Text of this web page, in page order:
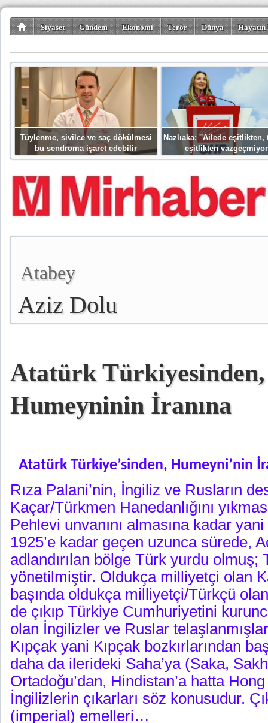
Siyaset Gündem Ekonomi Terör Dünya
Tüylenme, sivilce ve saç dökülmesi
bu sendroma işaret edebilir
Nazlıaka: ''Ailede eşitlikten,
eşitlikten
Atabey
Aziz Dolu
Atatürk Türkiyesinden,
Humeyninin İranına
Atatürk Türkiye’sinden, Humeyni’nin
Rıza Palani’nin, İngiliz ve Rusların
Kaçar/Türkmen Hanedanlığını
Pehlevi unvanını almasına kadar yani
1925’e kadar geçen uzunca sürede,
adlandırılan bölge Türk yurdu olmuş;
yönetilmiştir. Oldukça milliyetçi olan
başında oldukça milliyetçi/Türkçü
de çıkıp Türkiye Cumhuriyetini
olan İngilizler ve Ruslar
Kıpçak yani Kıpçak bozkırlarından
daha da ilerideki Saha’ya (Saka,
Ortadoğu’dan, Hindistan’a hatta
İngilizlerin çıkarları söz konusudur.
(imperial) emelleri…